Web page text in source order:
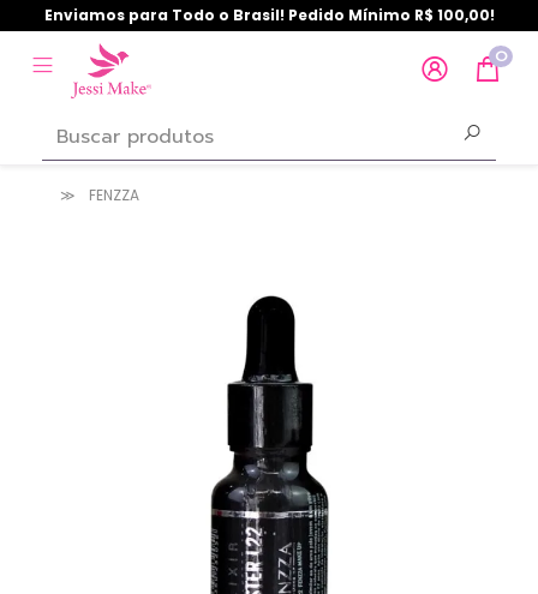
Enviamos para Todo o Brasil! Pedido Mínimo R$ 100,00!
0
FENZZA